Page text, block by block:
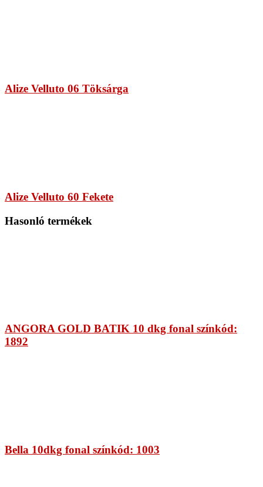
Alize Velluto 06 Töksárga
Alize Velluto 60 Fekete
Hasonló termékek
ANGORA GOLD BATIK 10 dkg fonal színkód:
1892
Bella 10dkg fonal színkód: 1003